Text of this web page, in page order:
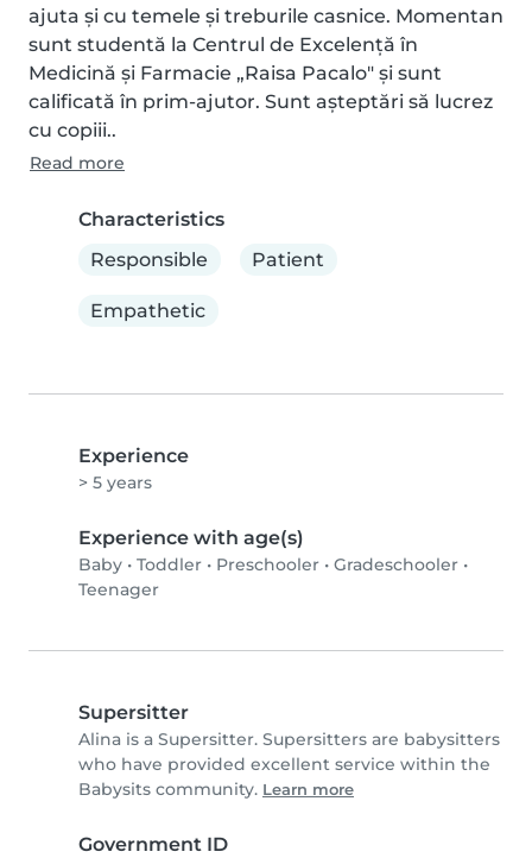
ajuta și cu temele și treburile casnice. Momentan
sunt studentă la Centrul de Excelență în
Medicină și Farmacie „Raisa Pacalo" și sunt
calificată în prim-ajutor. Sunt așteptări să lucrez
cu copiii..
Read more
Characteristics
Responsible
Patient
Empathetic
Experience
> 5 years
Experience with age(s)
Baby • Toddler • Preschooler • Gradeschooler •
Teenager
Supersitter
Alina is a Supersitter. Supersitters are babysitters
who have provided excellent service within the
Babysits community. Learn more
Government ID